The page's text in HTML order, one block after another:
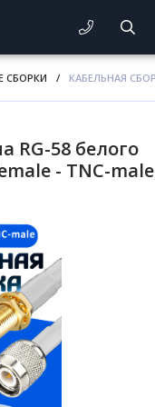
СБОРКИ / КАБЕЛЬНАЯ
RG-58 белого
- TNC-